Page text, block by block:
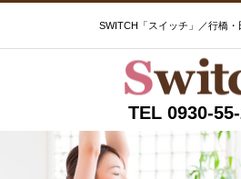
SWITCH「スイッチ」／行橋
TEL 0930-